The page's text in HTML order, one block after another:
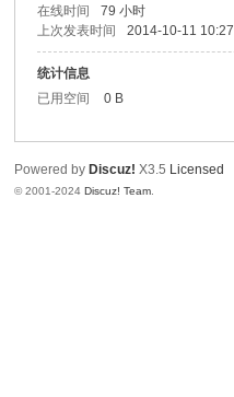
在线时间
79 小时
上次发表时间
2014-10-11 10:27
统计信息
已用空间
0 B
Powered by Discuz! X3.5 Licensed
© 2001-2024Discuz! Team